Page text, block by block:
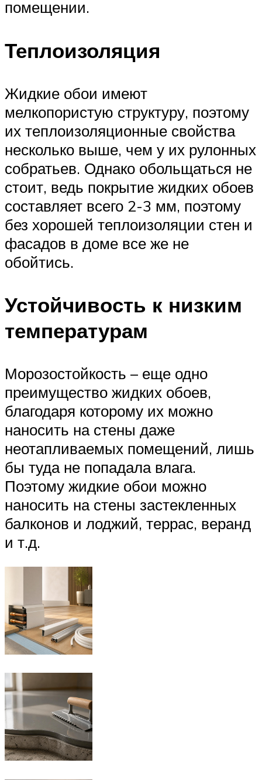
помещении.
Теплоизоляция
Жидкие обои имеют
мелкопористую структуру, поэтому
их теплоизоляционные свойства
несколько выше, чем у их рулонных
собратьев. Однако обольщаться не
стоит, ведь покрытие жидких обоев
составляет всего 2-3 мм, поэтому
без хорошей теплоизоляции стен и
фасадов в доме все же не
обойтись.
Устойчивость к низким
температурам
Морозостойкость – еще одно
преимущество жидких обоев,
благодаря которому их можно
наносить на стены даже
неотапливаемых помещений, лишь
бы туда не попадала влага.
Поэтому жидкие обои можно
наносить на стены застекленных
балконов и лоджий, террас, веранд
и т.д.